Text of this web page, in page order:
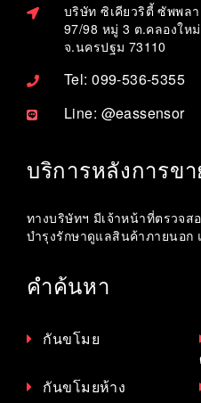
บริษัท ซิเคียวริตี้ ซัพพลา
97/98 หมู่ 3 ต.คลองให
จ.นครปฐม 73110
Tel: 099-536-5355
Line: @eassensor
บริการหลังการขา
ทางบริษัทฯ มีเจ้าหน้าที่ตรวจ
บำรุงรักษาดูแลสินค้าภายนอก
คำค้นหา
กันขโมย
กันขโมยห้าง